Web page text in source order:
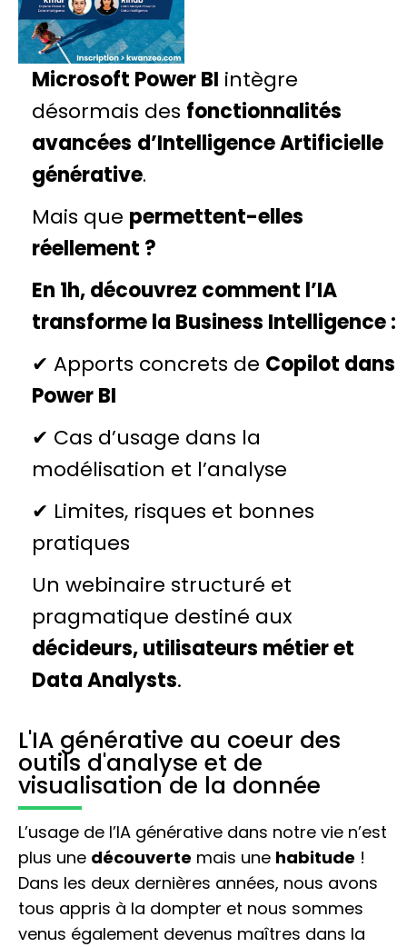
Microsoft Power BI intègre
désormais des fonctionnalités
avancées d’Intelligence Artificielle
générative.
Mais que permettent-elles
réellement ?
En 1h, découvrez comment l’IA
transforme la Business Intelligence :
✔ Apports concrets de Copilot dans
Power BI
✔ Cas d’usage dans la
modélisation et l’analyse
✔ Limites, risques et bonnes
pratiques
Un webinaire structuré et
pragmatique destiné aux
décideurs, utilisateurs métier et
Data Analysts.
L'IA générative au coeur des
outils d'analyse et de
visualisation de la donnée
L’usage de l’IA générative dans notre vie n’est
plus une découverte mais une habitude !
Dans les deux dernières années, nous avons
tous appris à la dompter et nous sommes
venus également devenus maîtres dans la